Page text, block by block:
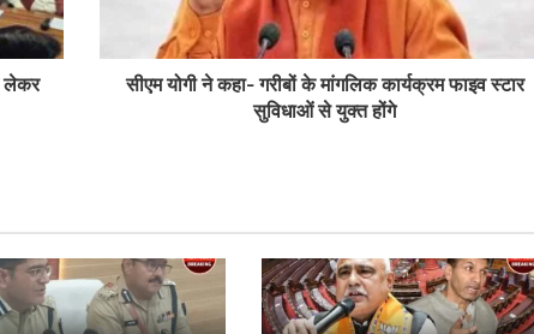
लेकर
सीएम योगी ने कहा- गरीबों के मांगलिक कार्यक्रम फाइव स्टार
सुविधाओं से युक्त होंगे